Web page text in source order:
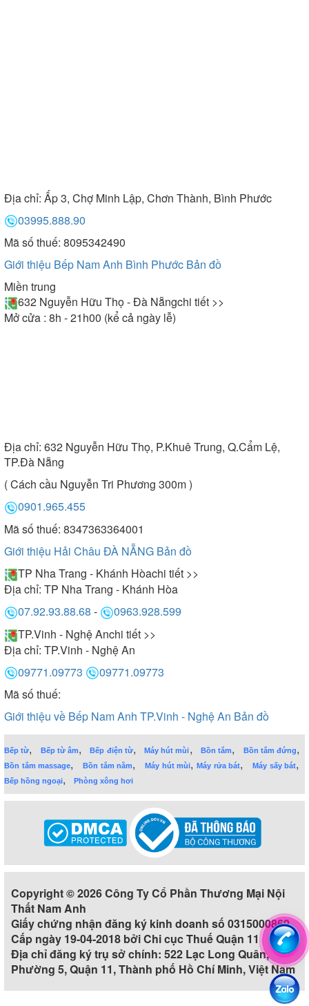
Địa chỉ: Ấp 3, Chợ Minh Lập, Chơn Thành, Bình Phước
03995.888.90
Mã số thuế: 8095342490
Giới thiệu Bếp Nam Anh Bình Phước Bản đồ
Miền trung
632 Nguyễn Hữu Thọ - Đà Nẵngchi tiết >>
Mở cửa : 8h - 21h00 (kể cả ngày lễ)
Địa chỉ: 632 Nguyễn Hữu Thọ, P.Khuê Trung, Q.Cẩm Lệ,
TP.Đà Nẵng
( Cách cầu Nguyễn Tri Phương 300m )
0901.965.455
Mã số thuế: 8347363364001
Giới thiệu Hải Châu ĐÀ NẴNG Bản đồ
TP Nha Trang - Khánh Hòachi tiết >>
Địa chỉ: TP Nha Trang - Khánh Hòa
07.92.93.88.68 -
0963.928.599
TP.Vinh - Nghệ Anchi tiết >>
Địa chỉ: TP.Vinh - Nghệ An
09771.09773
09771.09773
Mã số thuế:
Giới thiệu về Bếp Nam Anh TP.Vinh - Nghệ An Bản đồ
Bếp từ, Bếp từ âm,Bếp điện từ,Máy hút mùi, Bồn tắm, Bồn tắm đứng,
Bồn tắm massage,Bồn tắm nằm,Máy hút mùi,Máy rửa bát,Máy sấy bát,
Bếp hồng ngoại, Phòng xông hơi
Copyright © 2026 Công Ty Cổ Phần Thương Mại Nội
Thất Nam Anh
Giấy chứng nhận đăng ký kinh doanh số 0315000860
Cấp ngày 19-04-2018 bởi Chi cục Thuế Quận 11
Địa chỉ đăng ký trụ sở chính: 522 Lạc Long Quân,
Phường 5, Quận 11, Thành phố Hồ Chí Minh, Việt Nam